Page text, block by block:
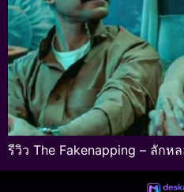
รีวิว The Fakenapping – ลักห